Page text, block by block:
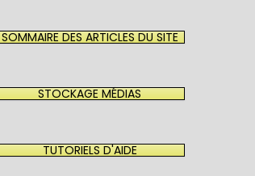
SOMMAIRE DES ARTICLES DU SITE
STOCKAGE MÉDIAS
TUTORIELS D'AIDE